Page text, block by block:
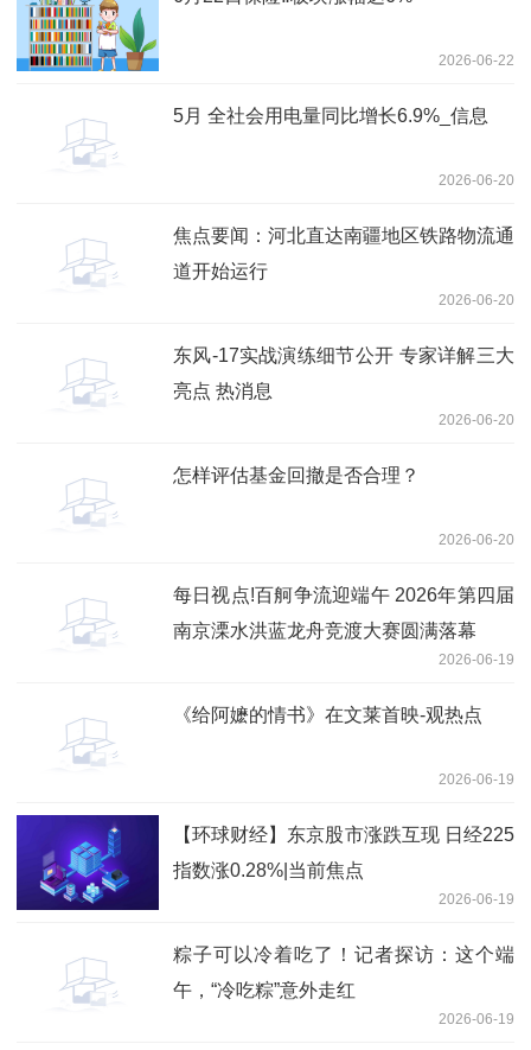
2026-06-22
5月 全社会用电量同比增长6.9%_信息
2026-06-20
焦点要闻：河北直达南疆地区铁路物流通
道开始运行
2026-06-20
东风-17实战演练细节公开 专家详解三大
亮点 热消息
2026-06-20
怎样评估基金回撤是否合理？
2026-06-20
每日视点!百舸争流迎端午 2026年第四届
南京溧水洪蓝龙舟竞渡大赛圆满落幕
2026-06-19
《给阿嬷的情书》在文莱首映-观热点
2026-06-19
【环球财经】东京股市涨跌互现 日经225
指数涨0.28%|当前焦点
2026-06-19
粽子可以冷着吃了！记者探访：这个端
午，“冷吃粽”意外走红
2026-06-19